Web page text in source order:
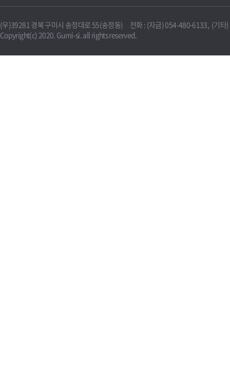
(우)39281 경북 구미시 송정대로 55(송정동) 전화 : (자금) 054-480-6133, (기타
Copyright(c) 2020. Gumi-si. all rights reserved.